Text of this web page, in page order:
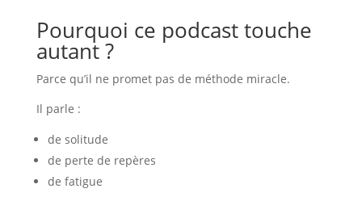
Pourquoi ce podcast touche
autant ?
Parce qu’il ne promet pas de méthode miracle.
Il parle :
de solitude
de perte de repères
de fatigue